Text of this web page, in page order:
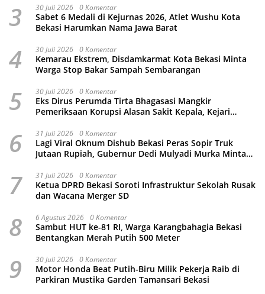
3 30 Juli 2026 0 Komentar
Sabet 6 Medali di Kejurnas 2026, Atlet Wushu Kota
Bekasi Harumkan Nama Jawa Barat
4 30 Juli 2026 0 Komentar
Kemarau Ekstrem, Disdamkarmat Kota Bekasi Minta
Warga Stop Bakar Sampah Sembarangan
5 30 Juli 2026 0 Komentar
Eks Dirus Perumda Tirta Bhagasasi Mangkir
Pemeriksaan Korupsi Alasan Sakit Kepala, Kejari
6 31 Juli 2026 0 Komentar
Lagi Viral Oknum Dishub Bekasi Peras Sopir Truk
Jutaan Rupiah, Gubernur Dedi Mulyadi Murka Minta
7 31 Juli 2026 0 Komentar
Ketua DPRD Bekasi Soroti Infrastruktur Sekolah Rusak
dan Wacana Merger SD
8 6 Agustus 2026 0 Komentar
Sambut HUT ke-81 RI, Warga Karangbahagia Bekasi
Bentangkan Merah Putih 500 Meter
9 30 Juli 2026 0 Komentar
Motor Honda Beat Putih-Biru Milik Pekerja Raib di
Parkiran Mustika Garden Tamansari Bekasi